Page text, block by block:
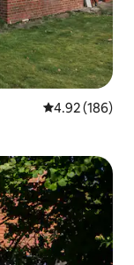
Calificación
4.92 (186)